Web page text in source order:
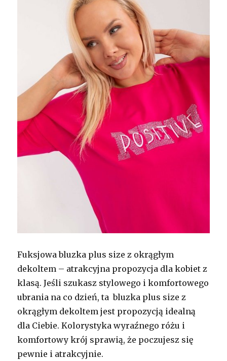
Fuksjowa bluzka plus size z okrągłym
dekoltem – atrakcyjna propozycja dla kobiet z
klasą. Jeśli szukasz stylowego i komfortowego
ubrania na co dzień, ta bluzka plus size z
okrągłym dekoltem jest propozycją idealną
dla Ciebie. Kolorystyka wyraźnego różu i
komfortowy krój sprawią, że poczujesz się
pewnie i atrakcyjnie.